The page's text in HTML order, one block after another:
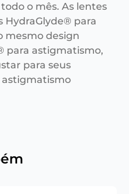
o mês. As lentes
HydraGlyde® para
mesmo design
para astigmatismo,
para seus
astigmatismo